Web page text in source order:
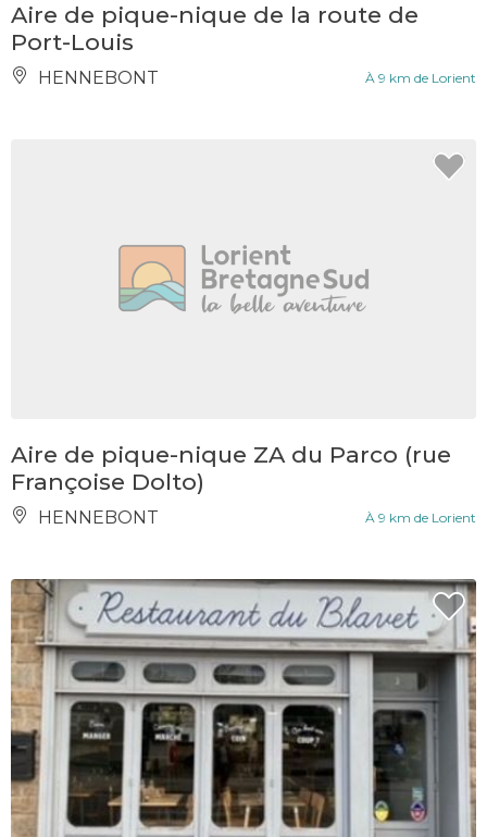
Aire de pique-nique de la route de
Port-Louis
HENNEBONT À 9 km de Lorient
Aire de pique-nique ZA du Parco (rue
Françoise Dolto)
HENNEBONT À 9 km de Lorient